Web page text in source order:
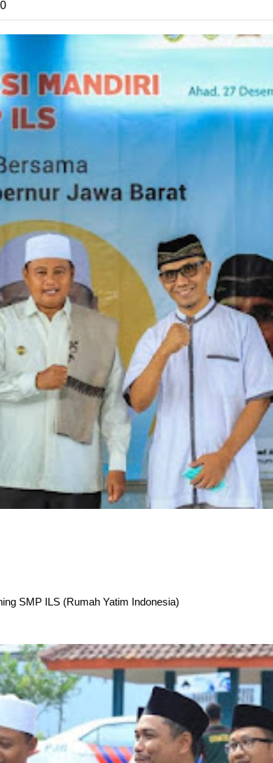
SMP ILS (Rumah Yatim Indonesia)